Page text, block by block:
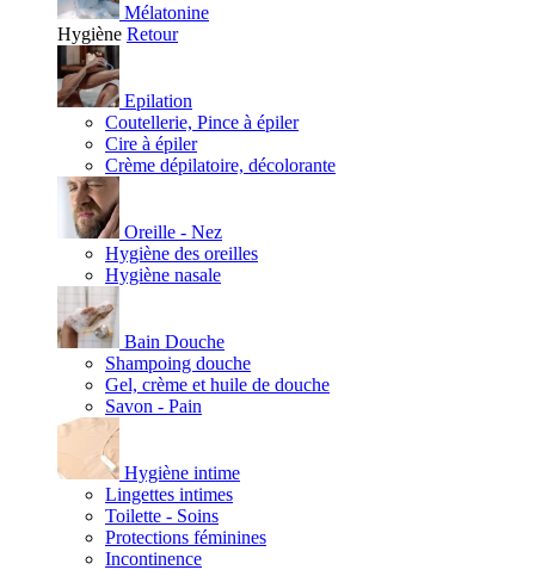
Mélatonine
Hygiène Retour
Epilation
Coutellerie, Pince à épiler
Cire à épiler
Crème dépilatoire, décolorante
Oreille - Nez
Hygiène des oreilles
Hygiène nasale
Bain Douche
Shampoing douche
Gel, crème et huile de douche
Savon - Pain
Hygiène intime
Lingettes intimes
Toilette - Soins
Protections féminines
Incontinence